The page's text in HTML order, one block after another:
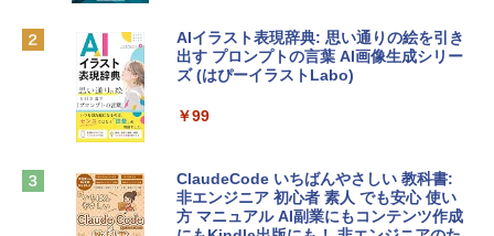
￥137,800
tomtoc 360°保護 15.6 16インチ パソコ
￥2,952
Robloxギフトカード - 800 Robux 【限
定バーチャルアイテムを含む】 【オンラ
インゲームコード】 ロブロックス | オン
Microsoft Office Home & Business 202
4(最新 永続版)|オンラインコード版|Wind
AIイラスト表現辞典: 思い通りの絵を引き
出す プロンプトの言葉 AI画像生成シリー
ズ (はぴーイラストLabo)
￥99
ClaudeCode いちばんやさしい 教科書:
非エンジニア 初心者 素人 でも安心 使い
方 マニュアル AI副業にもコンテンツ作成